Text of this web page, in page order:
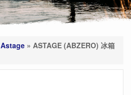
Astage » ASTAGE (ABZERO) 冰箱